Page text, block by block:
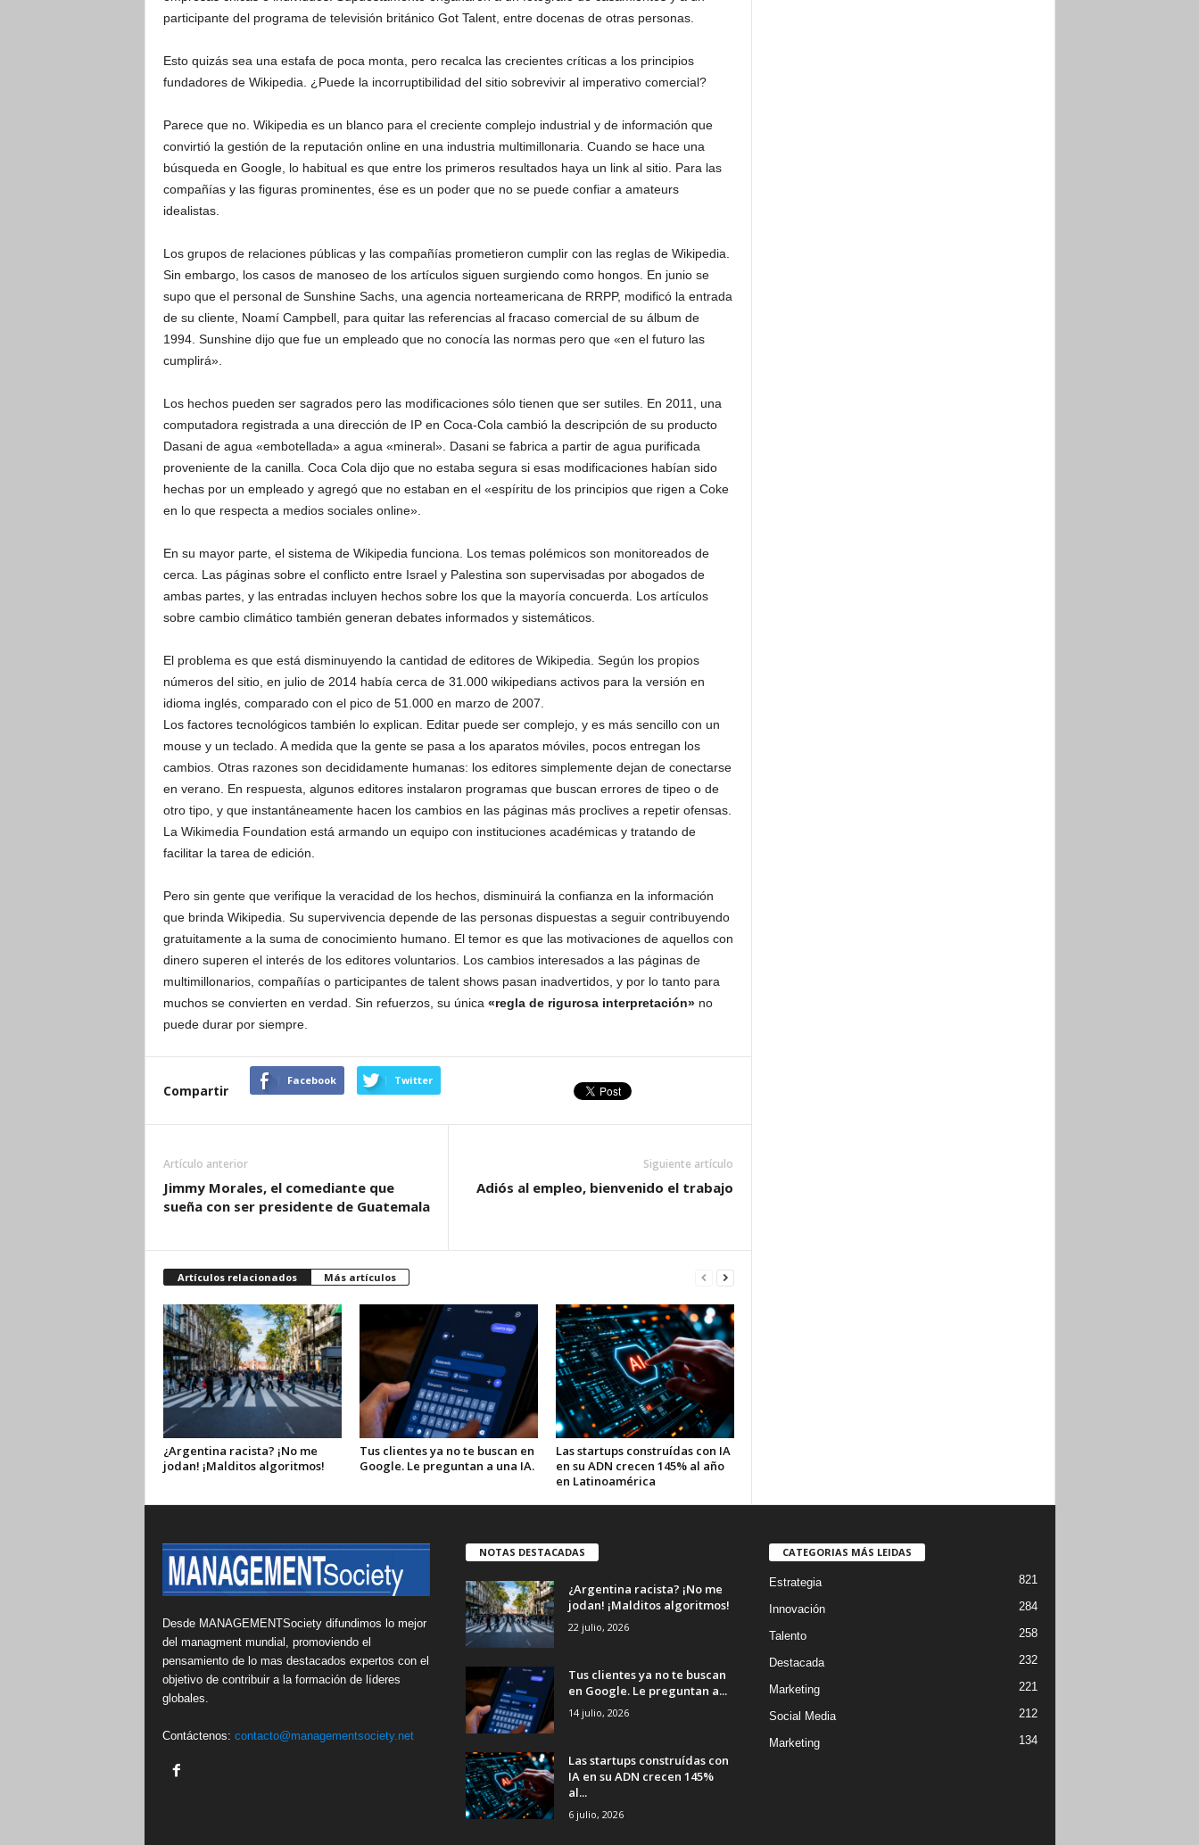
participante del programa de televisión británico Got Talent, entre docenas de otras personas.
Esto quizás sea una estafa de poca monta, pero recalca las crecientes críticas a los principios
fundadores de Wikipedia. ¿Puede la incorruptibilidad del sitio sobrevivir al imperativo comercial?
Parece que no. Wikipedia es un blanco para el creciente complejo industrial y de información que
convirtió la gestión de la reputación online en una industria multimillonaria. Cuando se hace una
búsqueda en Google, lo habitual es que entre los primeros resultados haya un link al sitio. Para las
compañías y las figuras prominentes, ése es un poder que no se puede confiar a amateurs
idealistas.
Los grupos de relaciones públicas y las compañías prometieron cumplir con las reglas de Wikipedia.
Sin embargo, los casos de manoseo de los artículos siguen surgiendo como hongos. En junio se
supo que el personal de Sunshine Sachs, una agencia norteamericana de RRPP, modificó la entrada
de su cliente, Noamí Campbell, para quitar las referencias al fracaso comercial de su álbum de
1994. Sunshine dijo que fue un empleado que no conocía las normas pero que «en el futuro las
cumplirá».
Los hechos pueden ser sagrados pero las modificaciones sólo tienen que ser sutiles. En 2011, una
computadora registrada a una dirección de IP en Coca-Cola cambió la descripción de su producto
Dasani de agua «embotellada» a agua «mineral». Dasani se fabrica a partir de agua purificada
proveniente de la canilla. Coca Cola dijo que no estaba segura si esas modificaciones habían sido
hechas por un empleado y agregó que no estaban en el «espíritu de los principios que rigen a Coke
en lo que respecta a medios sociales online».
En su mayor parte, el sistema de Wikipedia funciona. Los temas polémicos son monitoreados de
cerca. Las páginas sobre el conflicto entre Israel y Palestina son supervisadas por abogados de
ambas partes, y las entradas incluyen hechos sobre los que la mayoría concuerda. Los artículos
sobre cambio climático también generan debates informados y sistemáticos.
El problema es que está disminuyendo la cantidad de editores de Wikipedia. Según los propios
números del sitio, en julio de 2014 había cerca de 31.000 wikipedians activos para la versión en
idioma inglés, comparado con el pico de 51.000 en marzo de 2007.
Los factores tecnológicos también lo explican. Editar puede ser complejo, y es más sencillo con un
mouse y un teclado. A medida que la gente se pasa a los aparatos móviles, pocos entregan los
cambios. Otras razones son decididamente humanas: los editores simplemente dejan de conectarse
en verano. En respuesta, algunos editores instalaron programas que buscan errores de tipeo o de
otro tipo, y que instantáneamente hacen los cambios en las páginas más proclives a repetir ofensas.
La Wikimedia Foundation está armando un equipo con instituciones académicas y tratando de
facilitar la tarea de edición.
Pero sin gente que verifique la veracidad de los hechos, disminuirá la confianza en la información
que brinda Wikipedia. Su supervivencia depende de las personas dispuestas a seguir contribuyendo
gratuitamente a la suma de conocimiento humano. El temor es que las motivaciones de aquellos con
dinero superen el interés de los editores voluntarios. Los cambios interesados a las páginas de
multimillonarios, compañías o participantes de talent shows pasan inadvertidos, y por lo tanto para
muchos se convierten en verdad. Sin refuerzos, su única «regla de rigurosa interpretación»no
puede durar por siempre.
Compartir
Facebook Twitter
Artículo anterior
Jimmy Morales, el comediante que
sueña con ser presidente de Guatemala
Siguiente artículo
Adiós al empleo, bienvenido el trabajo
Artículos relacionados Más artículos
¿Argentina racista? ¡No me
jodan! ¡Malditos algoritmos!
Tus clientes ya no te buscan en
Google. Le preguntan a una IA.
Las startups construídas con IA
en su ADN crecen 145% al año
en Latinoamérica
Desde MANAGEMENTSociety difundimos lo mejor
del managment mundial, promoviendo el
pensamiento de lo mas destacados expertos con el
objetivo de contribuir a la formación de líderes
globales.
Contáctenos: contacto@managementsociety.net
NOTAS DESTACADAS
¿Argentina racista? ¡No me
jodan! ¡Malditos algoritmos!
22 julio, 2026
Tus clientes ya no te buscan
en Google. Le preguntan a...
14 julio, 2026
Las startups construídas con
IA en su ADN crecen 145%
al...
6 julio, 2026
CATEGORIAS MÁS LEIDAS
Estrategia 821
Innovación 284
Talento 258
Destacada 232
Marketing 221
Social Media 212
Marketing 134